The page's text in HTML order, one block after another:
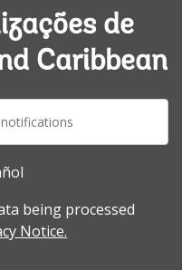
de
Caribbean
being processed
Notice.